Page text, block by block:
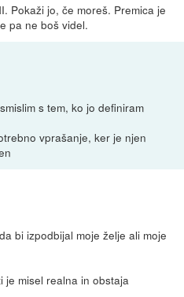
Pokaži jo, če moreš. Premica je
pa ne boš videl.
s tem, ko jo definiram
vprašanje, ker je njen
bi izpodbijal moje želje ali moje
je misel realna in obstaja